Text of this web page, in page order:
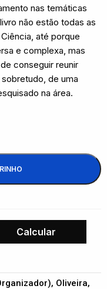
nas temáticas
não estão todas as
até porque
e complexa, mas
conseguir reunir
de uma
na área.
Oliveira,